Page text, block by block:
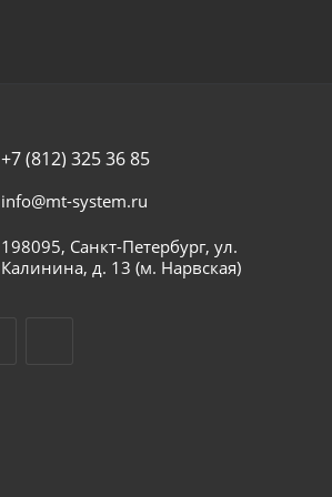
+7 (812) 325 36 85
info@mt-system.ru
198095, Санкт-Петербург, ул.
Калинина, д. 13 (м. Нарвская)